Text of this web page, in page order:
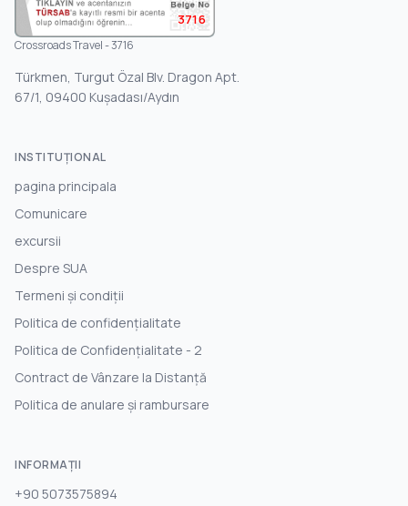
3716
Crossroads Travel - 3716
Türkmen, Turgut Özal Blv. Dragon Apt.
67/1, 09400 Kuşadası/Aydın
INSTITUŢIONAL
pagina principala
Comunicare
excursii
Despre SUA
Termeni și condiții
Politica de confidențialitate
Politica de Confidențialitate - 2
Contract de Vânzare la Distanță
Politica de anulare și rambursare
INFORMAȚII
+90 5073575894